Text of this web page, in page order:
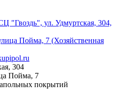
"Гвоздь", ул. Удмуртская, 304,
Пойма, 7 (Хозяйственная
304
Пойма, 7
покрытий